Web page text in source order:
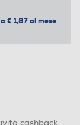
€ 1,87 al mese
cashback